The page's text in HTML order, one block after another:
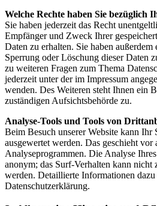
Welche Rechte haben Sie bezüglich
Sie haben jederzeit das Recht
Empfänger und Zweck Ihrer
Daten zu erhalten. Sie haben
Sperrung oder Löschung dieser Daten
zu weiteren Fragen zum Thema
jederzeit unter der im Impressum
wenden. Des Weiteren steht Ihnen ein
zuständigen Aufsichtsbehörde zu.
Analyse-Tools und Tools von
Beim Besuch unserer Website kann Ihr
ausgewertet werden. Das geschieht vor
Analyseprogrammen. Die Analyse
anonym; das Surf-Verhalten kann
werden. Detaillierte Informationen
Datenschutzerklärung.